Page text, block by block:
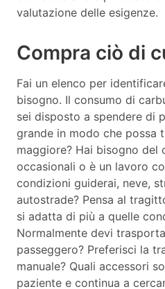
valutazione delle esigenze.
Compra ciò di
Fai un elenco per
bisogno. Il consumo di
sei disposto a spendere di
grande in modo che possa
maggiore? Hai bisogno del
occasionali o è un lavoro
condizioni guiderai, neve,
autostrade? Pensa al
si adatta di più a quelle
Normalmente devi
passeggero? Preferisci la
manuale? Quali accessori
paziente e continua a